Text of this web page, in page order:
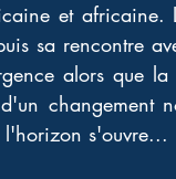
et
sa rencontre
alors que
changement
l'horizon s'ouvre...